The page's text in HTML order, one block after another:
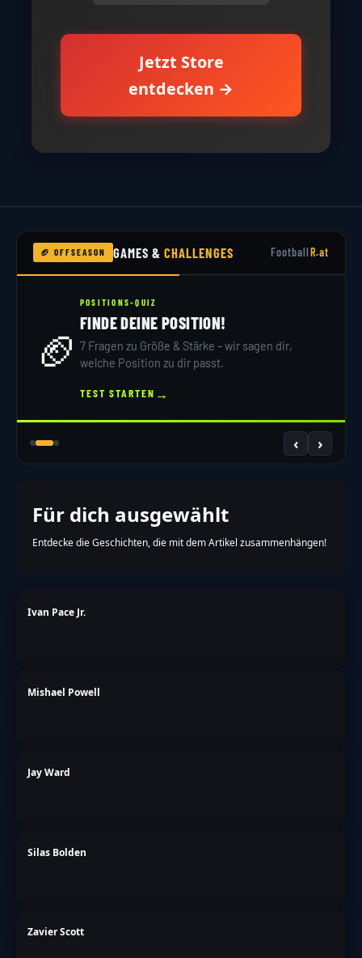
Jetzt Store
entdecken →
🏈 OFFSEASON GAMES &CHALLENGES FootballR.at
🏈
POSITIONS-QUIZ
FINDE DEINE POSITION!
7 Fragen zu Größe & Stärke – wir sagen dir,
welche Position zu dir passt.
TEST STARTEN →
‹ ›
Für dich ausgewählt
Entdecke die Geschichten, die mit dem Artikel zusammenhängen!
Ivan Pace Jr.
Mishael Powell
Jay Ward
Silas Bolden
Zavier Scott